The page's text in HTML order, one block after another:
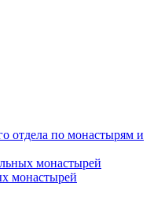
отдела по монастырям и
монастырей
монастырей